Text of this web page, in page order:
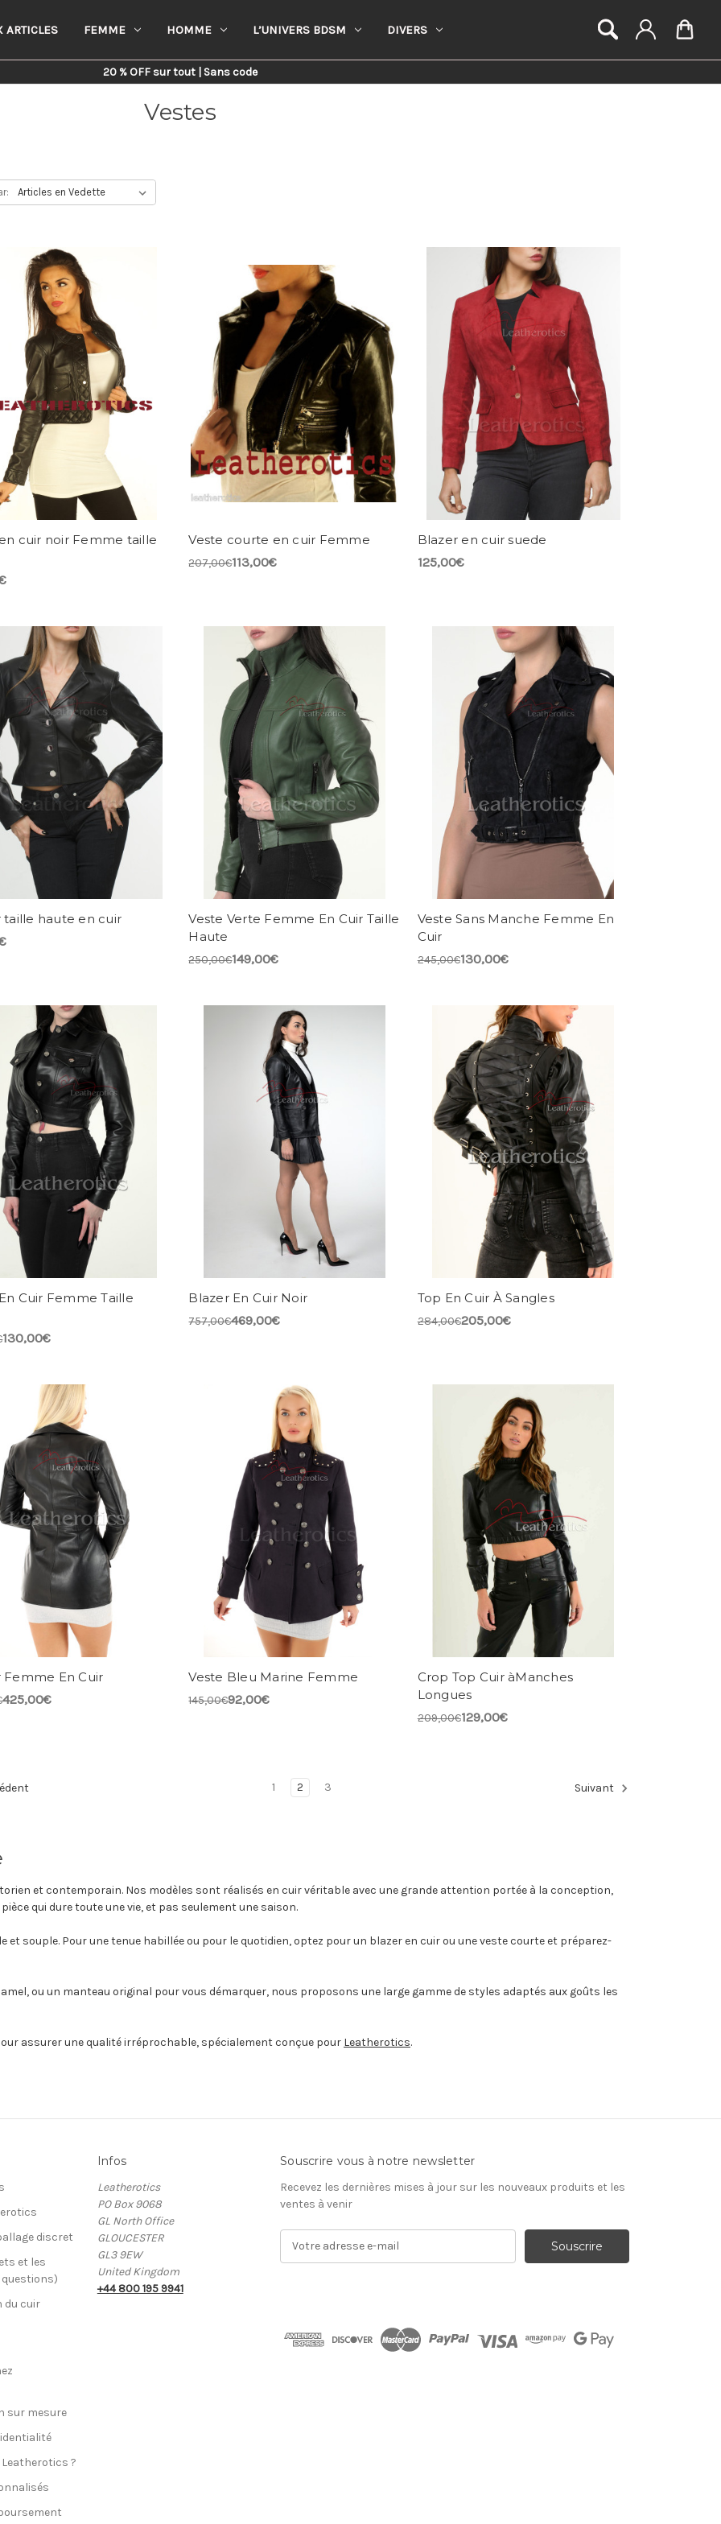
ARTICLES FEMME HOMME L’UNIVERS BDSM DIVERS
20 % OFF sur tout | Sans code
Home Femme Vestes
Vestes
cuir noir Femme taille
Veste courte en cuir Femme
207,00€113,00€
Blazer en cuir suede
125,00€
taille haute en cuir
Veste Verte Femme En Cuir Taille
Haute
250,00€149,00€
Veste Sans Manche Femme En
Cuir
245,00€130,00€
Cuir Femme Taille
130,00€
Blazer En Cuir Noir
757,00€469,00€
Top En Cuir À Sangles
284,00€205,00€
Femme En Cuir
425,00€
Veste Bleu Marine Femme
145,00€92,00€
Crop Top Cuir àManches
Longues
209,00€129,00€
1 2 3 Suivant
et contemporain. Nos modèles sont réalisés en cuir véritable avec une grande attention portée à la conception,
qui dure toute une vie, et pas seulement une saison.
et souple. Pour une tenue habillée ou pour le quotidien, optez pour un blazer en cuir ou une veste courte et préparez-
ou un manteau original pour vous démarquer, nous proposons une large gamme de styles adaptés aux goûts les
assurer une qualité irréprochable, spécialement conçue pour Leatherotics.
discret
et les
du cuir
sur mesure
?
Infos
Leatherotics
PO Box 9068
GL North Office
GLOUCESTER
GL3 9EW
United Kingdom
+44 800 195 9941
Souscrire vous à notre newsletter
Recevez les dernières mises à jour sur les nouveaux produits et les
ventes à venir
e